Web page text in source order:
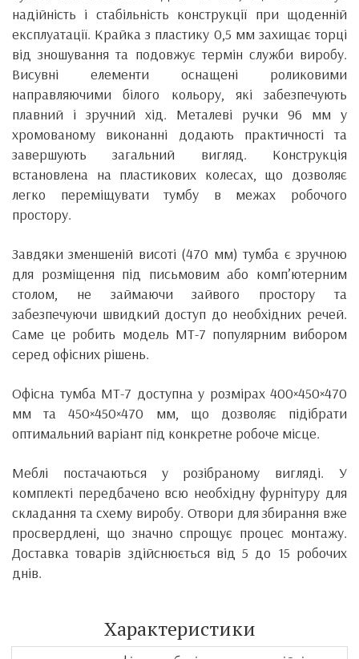
надійність і стабільність конструкції при щоденній
експлуатації. Крайка з пластику 0,5 мм захищає торці
від зношування та подовжує термін служби виробу.
Висувні елементи оснащені роликовими
направляючими білого кольору, які забезпечують
плавний і зручний хід. Металеві ручки 96 мм у
хромованому виконанні додають практичності та
завершують загальний вигляд. Конструкція
встановлена на пластикових колесах, що дозволяє
легко переміщувати тумбу в межах робочого
простору.
Завдяки зменшеній висоті (470 мм) тумба є зручною
для розміщення під письмовим або комп’ютерним
столом, не займаючи зайвого простору та
забезпечуючи швидкий доступ до необхідних речей.
Саме це робить модель МТ-7 популярним вибором
серед офісних рішень.
Офісна тумба МТ-7 доступна у розмірах 400×450×470
мм та 450×450×470 мм, що дозволяє підібрати
оптимальний варіант під конкретне робоче місце.
Меблі постачаються у розібраному вигляді. У
комплекті передбачено всю необхідну фурнітуру для
складання та схему виробу. Отвори для збирання вже
просвердлені, що значно спрощує процес монтажу.
Доставка товарів здійснюється від 5 до 15 робочих
днів.
Характеристики